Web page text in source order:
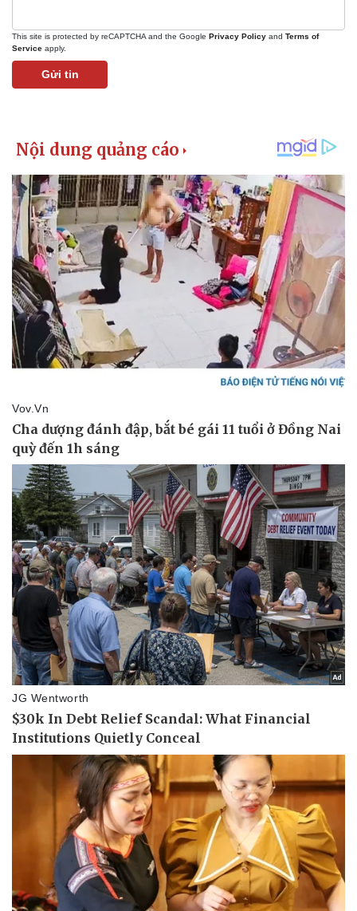
Thể thao
Lịch thi đấu bóng đá
Thế giới thể thao
eSports
Hậu trường
Ô tô - Xe máy
Ô tô
Xe máy
Tư vấn
This site is protected by reCAPTCHA and the Google Privacy Policy and Terms of
Service apply.
Gửi tin